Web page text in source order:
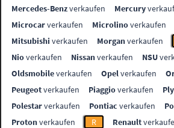
Mercedes-Benzverkaufen Mercury
Microcarverkaufen Microlinoverkaufen
Mitsubishi verkaufen Morganverkaufen
Nioverkaufen Nissanverkaufen NSU
Oldsmobileverkaufen Opelverkaufen
Peugeotverkaufen Piaggioverkaufen
Polestarverkaufen Pontiac verkaufen
Protonverkaufen R Renault